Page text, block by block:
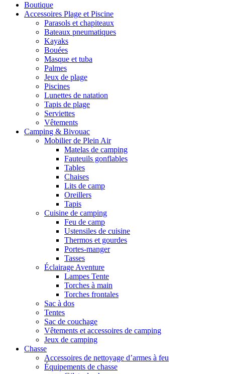
Boutique
Accessoires Plage et Piscine
Parasols et chapiteaux
Bateaux pneumatiques
Kayaks
Bouées
Masque et tuba
Palmes
Jeux de plage
Piscines
Lunettes de natation
Tapis de plage
Serviettes
Vêtements
Camping & Bivouac
Mobilier de Plein Air
Matelas de camping
Fauteuils gonflables
Tables
Chaises
Lits de camp
Oreillers
Tapis
Cuisine de camping
Feu de camp
Ustensiles de cuisine
Thermos et gourdes
Portes-manger
Tasses
Éclairage Aventure
Lampes Tente
Torches à main
Torches frontales
Sac à dos
Tentes
Sac de couchage
Vêtements et accessoires de camping
Jeux de camping
Chasse
Accessoires de nettoyage d’armes à feu
Équipements de chasse